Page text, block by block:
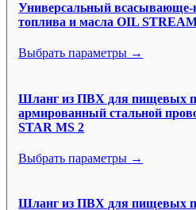
Универсальный
топлива и масла OIL
Выбрать параметры →
Шланг из ПВХ для пищевых
армированный стальной
STAR MS 2
Выбрать параметры →
Шланг из ПВХ для пищевых